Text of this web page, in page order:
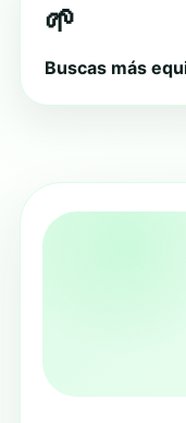
🌱
Buscas más